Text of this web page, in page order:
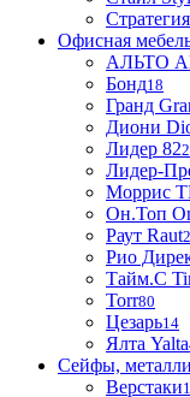
Стратегия
Офисная
АЛЬТО
Бонд18
Гранд
Диони
Лидер 82
Лидер-
Моррис
Он.Топ
Раут Raut
Рио
Тайм.С
Torr80
Цезарь14
Ялта Yalta
Сейфы,
Верстаки